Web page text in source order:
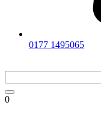
0177 1495065
0